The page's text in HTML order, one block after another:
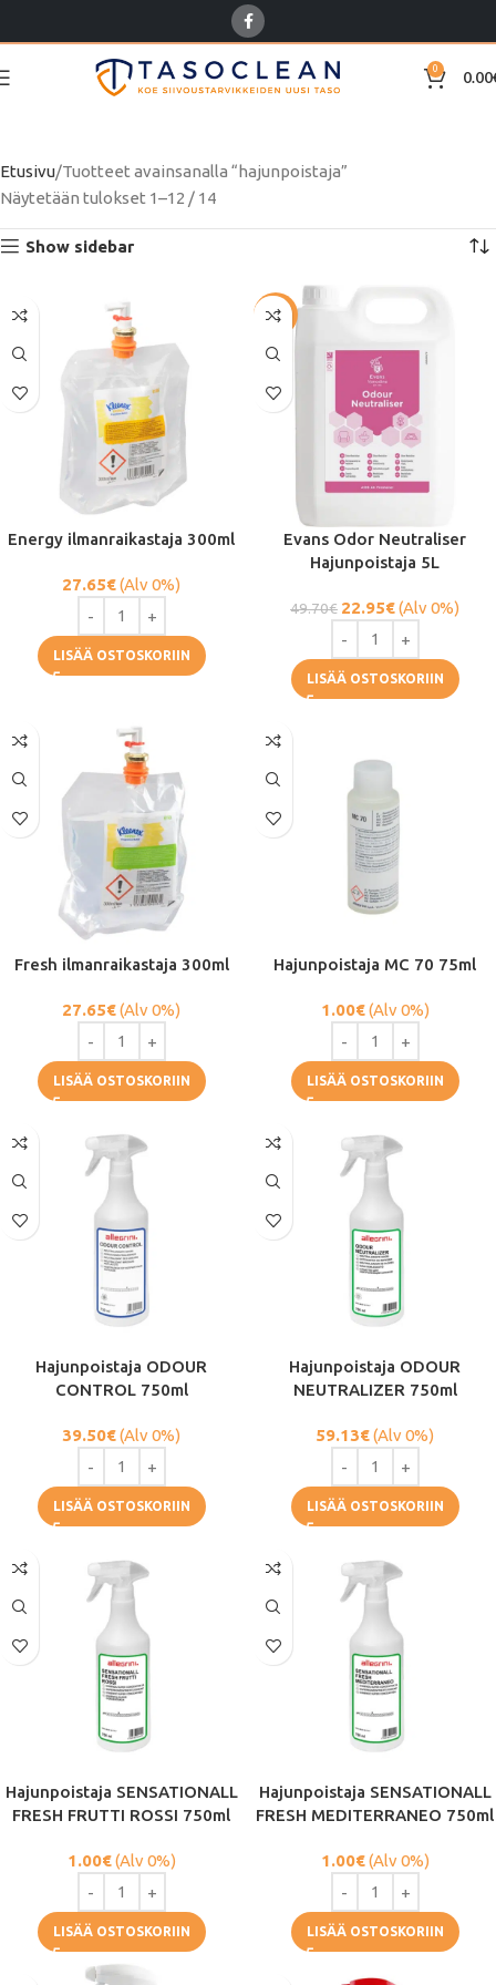
0 0.00
Etusivu Tuotteet avainsanalla “hajunpoistaja”
Näytetään tulokset 1–12 / 14
Show sidebar
Energy ilmanraikastaja 300ml
27.65€(Alv 0%)
LISÄÄ OSTOSKORIIN
-54%
Evans Odor Neutraliser
Hajunpoistaja 5L
49.70€ 22.95€(Alv 0%)
LISÄÄ OSTOSKORIIN
Fresh ilmanraikastaja 300ml
27.65€(Alv 0%)
LISÄÄ OSTOSKORIIN
Hajunpoistaja MC 70 75ml
1.00€(Alv 0%)
LISÄÄ OSTOSKORIIN
Hajunpoistaja ODOUR
CONTROL 750ml
39.50€(Alv 0%)
LISÄÄ OSTOSKORIIN
Hajunpoistaja ODOUR
NEUTRALIZER 750ml
59.13€(Alv 0%)
LISÄÄ OSTOSKORIIN
Hajunpoistaja SENSATIONALL
FRESH FRUTTI ROSSI 750ml
1.00€(Alv 0%)
LISÄÄ OSTOSKORIIN
Hajunpoistaja SENSATIONALL
FRESH MEDITERRANEO 750ml
1.00€(Alv 0%)
LISÄÄ OSTOSKORIIN